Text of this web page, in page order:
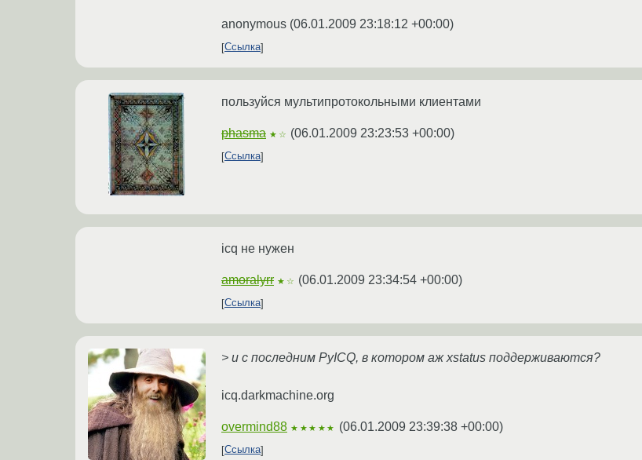
anonymous (06.01.2009 23:18:12 +00:00)
Ссылка
пользуйся мультипротокольными клиентами
phasma ★☆ (06.01.2009 23:23:53 +00:00)
Ссылка
icq не нужен
amoralyrr ★☆ (06.01.2009 23:34:54 +00:00)
Ссылка
> и с последним PyICQ, в котором аж xstatus поддерживаются?
icq.darkmachine.org
overmind88 ★★★★★ (06.01.2009 23:39:38 +00:00)
Ссылка